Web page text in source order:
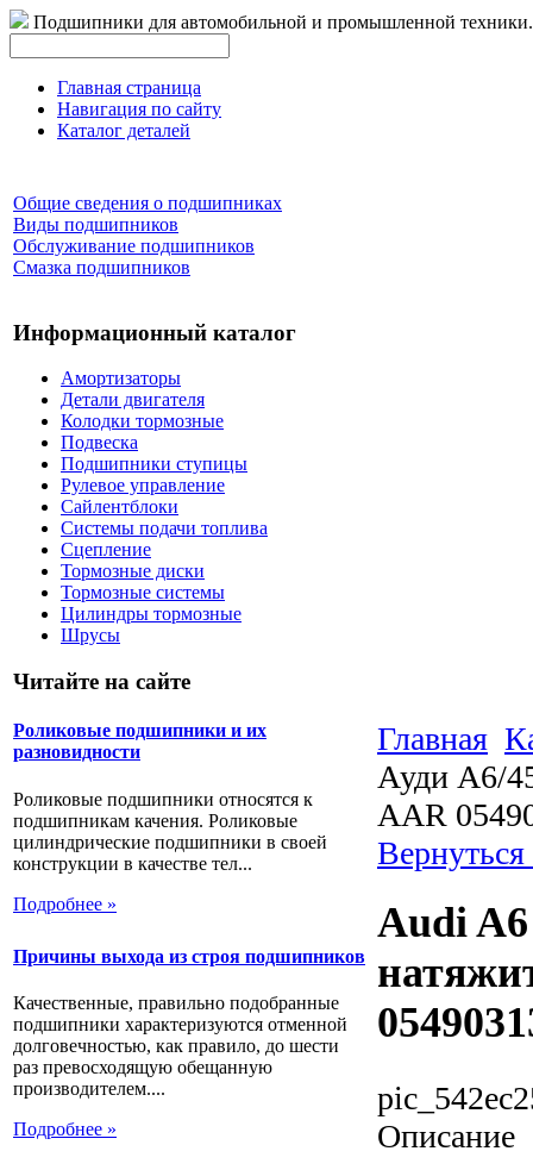
Подшипники для автомобильной и промышленной техники.
Главная страница
Навигация по сайту
Каталог деталей
Общие сведения о подшипниках
Виды подшипников
Обслуживание подшипников
Смазка подшипников
Информационный каталог
Амортизаторы
Детали двигателя
Колодки тормозные
Подвеска
Подшипники ступицы
Рулевое управление
Сайлентблоки
Системы подачи топлива
Сцепление
Тормозные диски
Тормозные системы
Цилиндры тормозные
Шрусы
Читайте на сайте
Роликовые подшипники и их
разновидности
Роликовые подшипники относятся к
подшипникам качения. Роликовые
цилиндрические подшипники в своей
конструкции в качестве тел...
Подробнее »
Причины выхода из строя подшипников
Качественные, правильно подобранные
подшипники характеризуются отменной
долговечностью, как правило, до шести
раз превосходящую обещанную
производителем....
Подробнее »
Главная
Ауди А6/
AAR
Вернуться
Audi
Описание